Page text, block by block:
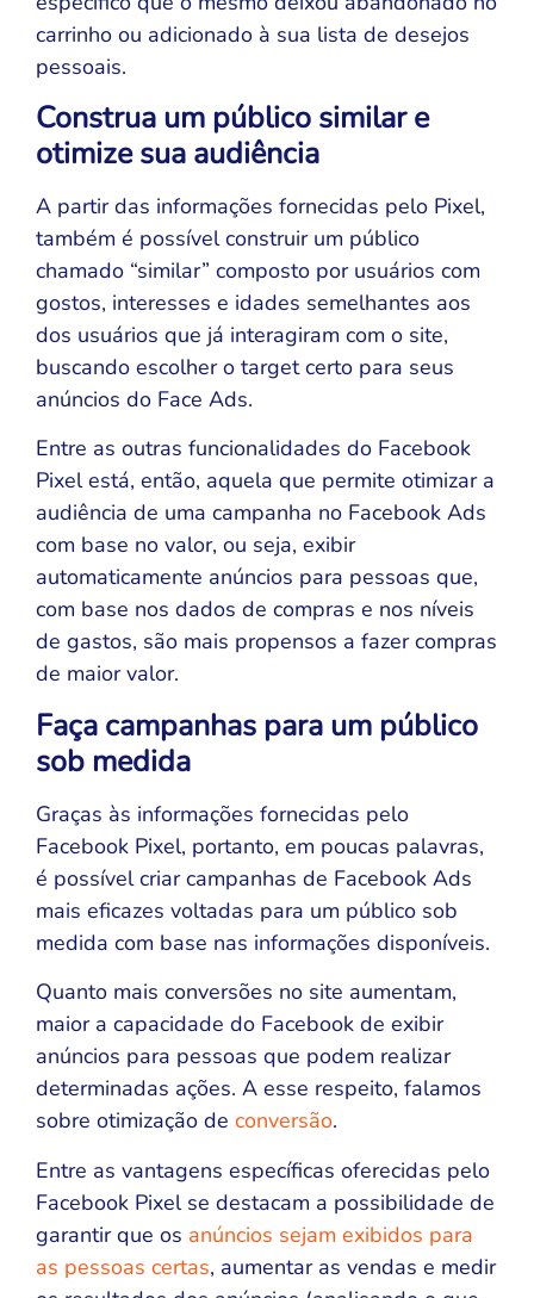
carrinho ou adicionado à sua lista de desejos
pessoais.
Construa um público similar e
otimize sua audiência
A partir das informações fornecidas pelo Pixel,
também é possível construir um público
chamado “similar” composto por usuários com
gostos, interesses e idades semelhantes aos
dos usuários que já interagiram com o site,
buscando escolher o target certo para seus
anúncios do Face Ads.
Entre as outras funcionalidades do Facebook
Pixel está, então, aquela que permite otimizar a
audiência de uma campanha no Facebook Ads
com base no valor, ou seja, exibir
automaticamente anúncios para pessoas que,
com base nos dados de compras e nos níveis
de gastos, são mais propensos a fazer compras
de maior valor.
Faça campanhas para um público
sob medida
Graças às informações fornecidas pelo
Facebook Pixel, portanto, em poucas palavras,
é possível criar campanhas de Facebook Ads
mais eficazes voltadas para um público sob
medida com base nas informações disponíveis.
Quanto mais conversões no site aumentam,
maior a capacidade do Facebook de exibir
anúncios para pessoas que podem realizar
determinadas ações. A esse respeito, falamos
sobre otimização de conversão.
Entre as vantagens específicas oferecidas pelo
Facebook Pixel se destacam a possibilidade de
garantir que os anúncios sejam exibidos para
as pessoas certas, aumentar as vendas e medir